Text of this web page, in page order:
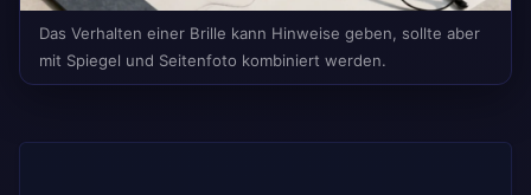
Das Verhalten einer Brille kann Hinweise geben, sollte aber
mit Spiegel und Seitenfoto kombiniert werden.